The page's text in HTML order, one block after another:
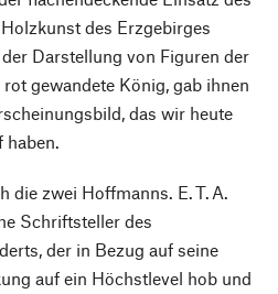
des Erzgebirges
Darstellung von Figuren der
gewandete König, gab ihnen
das wir heute
die zwei Hoffmanns. E. T. A.
Schriftsteller des
der in Bezug auf seine
auf ein Höchstlevel hob und